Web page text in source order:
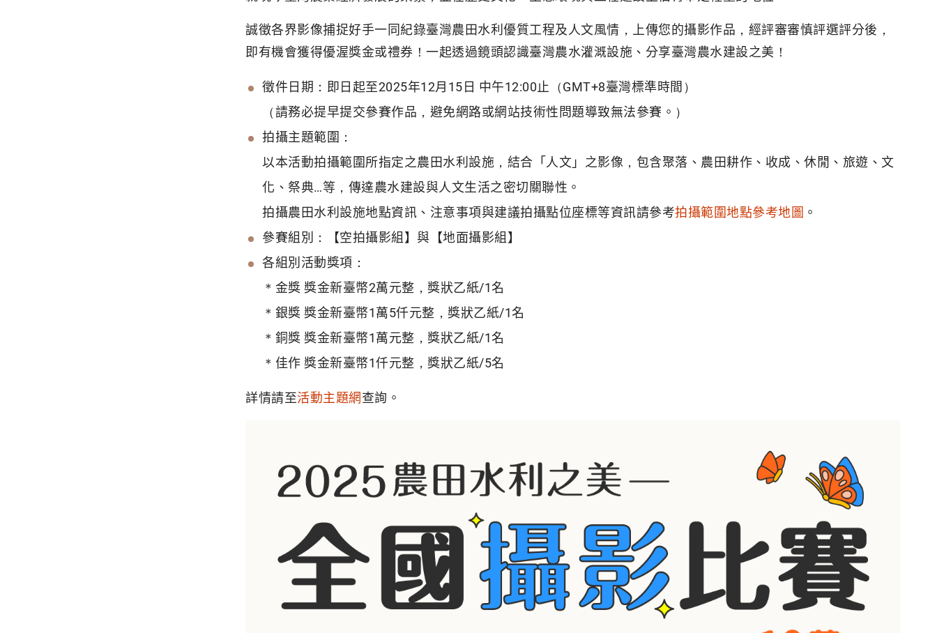
誠徵各界影像捕捉好手一同紀錄臺灣農田水利優質工程及人文風情，上傳您的攝影作品，經評審審慎評選評分後，
即有機會獲得優渥獎金或禮券！一起透過鏡頭認識臺灣農水灌溉設施、分享臺灣農水建設之美！
徵件日期：即日起至2025年12月15日 中午12:00止（GMT+8臺灣標準時間）
（請務必提早提交參賽作品，避免網路或網站技術性問題導致無法參賽。）
拍攝主題範圍：
以本活動拍攝範圍所指定之農田水利設施，結合「人文」之影像，包含聚落、農田耕作、收成、休閒、旅遊、文
化、祭典…等，傳達農水建設與人文生活之密切關聯性。
拍攝農田水利設施地點資訊、注意事項與建議拍攝點位座標等資訊請參考拍攝範圍地點參考地圖 。
參賽組別：【空拍攝影組】與【地面攝影組】
各組別活動獎項：
＊金獎 獎金新臺幣2萬元整，獎狀乙紙/1名
＊銀獎 獎金新臺幣1萬5仟元整，獎狀乙紙/1名
＊銅獎 獎金新臺幣1萬元整，獎狀乙紙/1名
＊佳作 獎金新臺幣1仟元整，獎狀乙紙/5名
詳情請至活動主題網查詢。